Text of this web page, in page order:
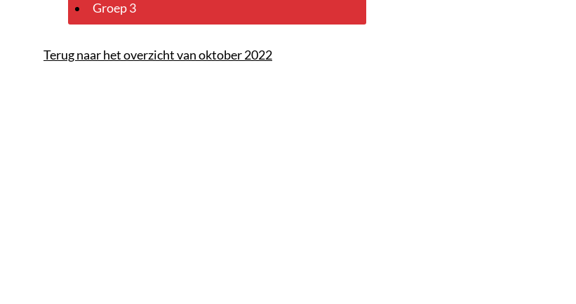
Groep 3
Terug naar het overzicht van oktober 2022